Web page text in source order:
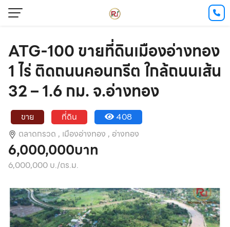
ATG-100 ขายที่ดินเมืองอ่างทอง
1 ไร่ ติดถนนคอนกรีต ใกล้ถนนเส้น
32 – 1.6 กม. จ.อ่างทอง
ขาย ที่ดิน
408
ตลาดกรวด , เมืองอ่างทอง , อ่างทอง
6,000,000บาท
6,000,000 บ./ตร.ม.